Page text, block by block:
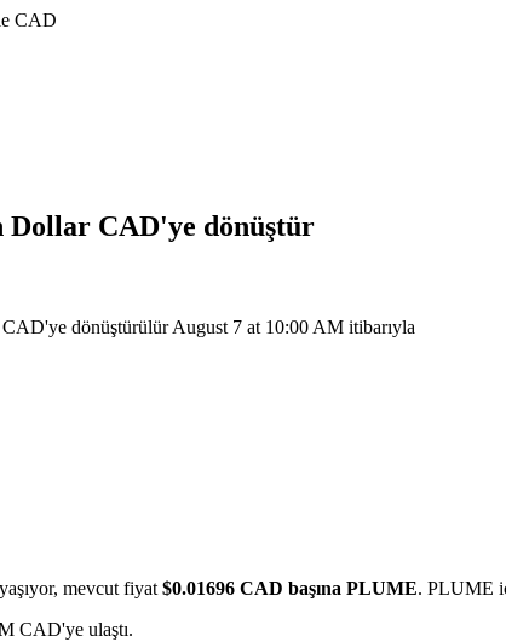
işlemler
CAD
Dollar CAD'ye dönüştür
dönüştürülür August 7 at 10:00 AM itibarıyla
mevcut fiyat $0.01696 CAD başına PLUME. PLUME
CAD'ye ulaştı.